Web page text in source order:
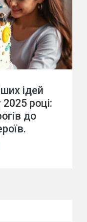
ідей
році:
до